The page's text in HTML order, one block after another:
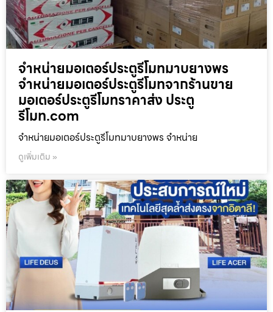
จำหน่ายมอเตอร์ประตูรีโมทมาบยางพร
จำหน่ายมอเตอร์ประตูรีโมทจากร้านขาย
มอเตอร์ประตูรีโมทราคาส่ง ประตู
รีโมท.com
จำหน่ายมอเตอร์ประตูรีโมทมาบยางพร จำหน่าย
ดูเพิ่มเติม »